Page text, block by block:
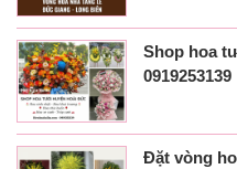
Shop hoa
0919253139
Đặt vòng